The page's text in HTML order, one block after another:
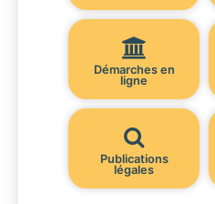
Démarches en
ligne
Publications
légales